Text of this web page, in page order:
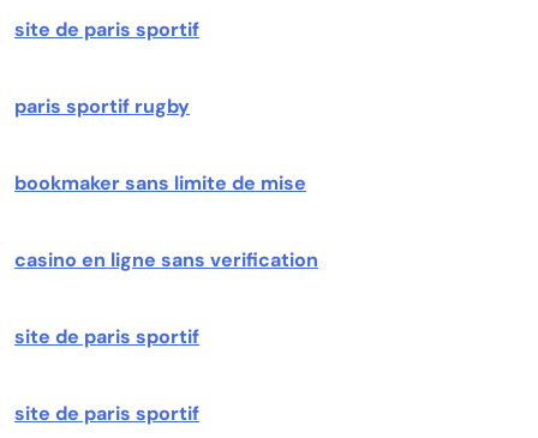
site de paris sportif
paris sportif rugby
bookmaker sans limite de mise
casino en ligne sans verification
site de paris sportif
site de paris sportif